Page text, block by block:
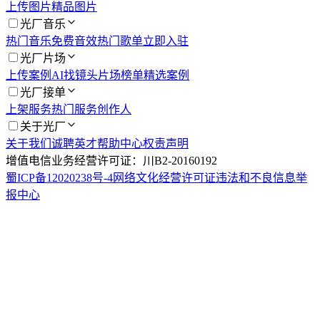
上传图片精品图片
光厂音乐
热门音乐免费音效热门歌单立即入驻
光厂片场
上传案例 AI找镜头片场榜单精选案例
光厂接单
上架服务热门服务创作人
关于光厂
关于我们 诚聘英才帮助中心权责声明
增值电信业务经营许可证：川B2-20160192
蜀ICP备12020238号-4网络文化经营许可证违法和不良信息举
报中心